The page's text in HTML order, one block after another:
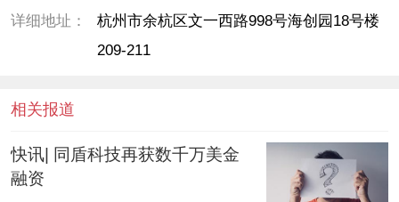
详细地址：
杭州市余杭区文一西路998号海创园18号楼
209-211
相关报道
快讯| 同盾科技再获数千万美金
融资